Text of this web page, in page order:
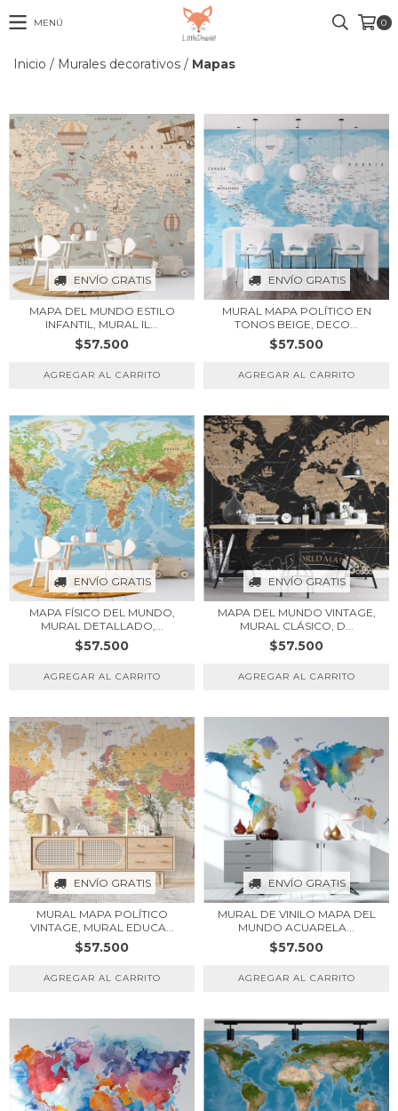
MENÚ 0
Inicio / Murales decorativos / Mapas
ENVÍO GRATIS
MAPA DEL MUNDO ESTILO
INFANTIL, MURAL IL...
$57.500
ENVÍO GRATIS
MURAL MAPA POLÍTICO EN
TONOS BEIGE, DECO...
$57.500
ENVÍO GRATIS
MAPA FÍSICO DEL MUNDO,
MURAL DETALLADO,...
$57.500
ENVÍO GRATIS
MAPA DEL MUNDO VINTAGE,
MURAL CLÁSICO, D...
$57.500
ENVÍO GRATIS
MURAL MAPA POLÍTICO
VINTAGE, MURAL EDUCA...
$57.500
ENVÍO GRATIS
MURAL DE VINILO MAPA DEL
MUNDO ACUARELA...
$57.500